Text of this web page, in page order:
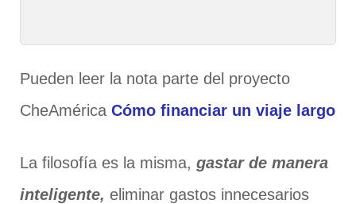
Pueden leer la nota parte del proyecto
CheAmérica Cómo financiar un viaje largo
La filosofía es la misma, gastar de manera
inteligente, eliminar gastos innecesarios